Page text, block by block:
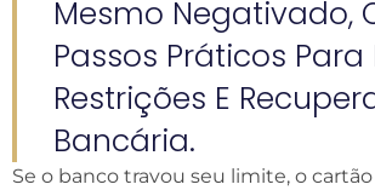
Mesmo Negativado,
Passos Práticos
Restrições E
Bancária.
Se o banco travou seu limite, o